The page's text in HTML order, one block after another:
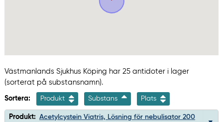
Västmanlands Sjukhus Köping har 25 antidoter i lager
(sorterat på substansnamn).
Sortera: Produkt Substans Plats
Produkt: Acetylcystein Viatris, Lösning för nebulisator 200